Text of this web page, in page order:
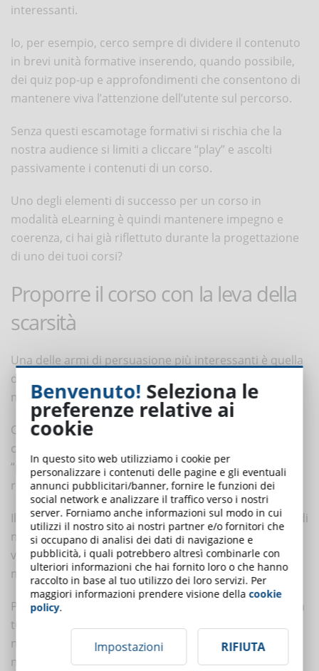
interessanti.
Io, per esempio, cerco sempre di dividere il contenuto
in brevi unità formative inserendo, quando possibile,
dei quiz pop-up e approfondimenti che consentono di
mantenere viva l’attenzione dell’utente sul percorso.
Senza questi escamotage formativi si rischia che la
nostra audience si limiti a cliccare “play” e ascolti
passivamente i contenuti di un corso.
Uno degli elementi di successo per un corso in
modalità eLearning è quindi mantenere impegno e
coerenza, ci hai già riflettuto durante la progettazione
di uno dei tuoi corsi?
Proporre il corso con la leva della
scarsità
Una delle armi di persuasione più interessanti è quella
della
maggiormente ciò che è meno disponibile.
Cosa significa? Che qualsiasi tipo di prodotto o
contenuto viene percepito dalla community come
“prezioso” o interessante se la quantità percepita è
relativamentescarsa.
Il principio di scarsità ci permette di agire su una leva di
marketing davvero interessante, sopratutto se
vendiamo i nostri corsi in modalità eLearning sul
mercato consumer.
Potresti pensare di vendere il corso
agli iscritti alla
tua community o soltanto a chi si pre-registra alla
newsletter del tuo sito. Ovviamente è importante che
non vengano meno altri valori comeinteresse,
Benvenuto! Seleziona le
preferenze relative ai
cookie
In questo sito web utilizziamo i cookie per
personalizzare i contenuti delle pagine e gli eventuali
annunci pubblicitari/banner, fornire le funzioni dei
social network e analizzare il traffico verso i nostri
server. Forniamo anche informazioni sul modo in cui
utilizzi il nostro sito ai nostri partner e/o fornitori che
si occupano di analisi dei dati di navigazione e
pubblicità, i quali potrebbero altresì combinarle con
ulteriori informazioni che hai fornito loro o che hanno
raccolto in base al tuo utilizzo dei loro servizi. Per
maggiori informazioni prendere visione dellacookie
policy.
Impostazioni RIFIUTA